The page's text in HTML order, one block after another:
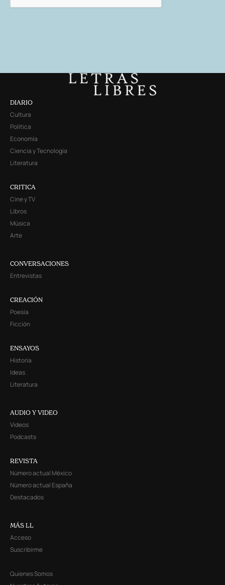
DIARIO
Cultura
Política
Economía
Ciencia y Tecnología
Literatura
CRITICA
Cine y TV
Libros
Música
Arte
CONVERSACIONES
Entrevistas
CREACIÓN
Poesía
Ficción
ENSAYOS
Historia
Ideas
Literatura
AUDIO Y VIDEO
Videos
Podcasts
REVISTA
Número actual México
Número actual España
Destacados
MÁS LL
Acceso
Suscribirme
Quienes Somos